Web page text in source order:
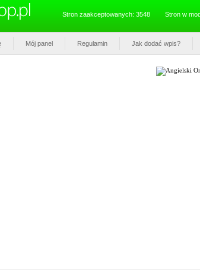
Stron zaakceptowanych: 3548 Stron w
Mój panel Regulamin Jak dodać wpis?